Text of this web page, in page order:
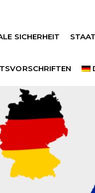
SICHERHEIT